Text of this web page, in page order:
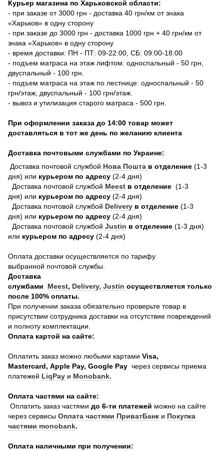
Курьер магазина по Харьковской области:
- при заказе от 3000 грн - доставка 40 грн/км от знака
«Харьков» в одну сторону
- при заказе до 3000 грн - доставка 1000 грн + 40 грн/км от
знака «Харьков» в одну сторону
- время доставки: ПН - ПТ: 09-22:00, СБ: 09:00-18:00
- подъем матраса на этаж лифтом: односпальный - 50 грн,
двуспальный - 100 грн.
- подъем матраса на этаж по лестнице: односпальный - 50
грн/этаж, двуспальный - 100 грн/этаж.
- вывоз и утилизация старого матраса - 500 грн.
При оформлении заказа до 14:00 товар может
доставляться в тот же день по желанию клиента
Доставка почтовыми службами по Украине:
Доставка почтовой службой Нова Пошта в отделение (1-3
дня) или курьером по адресу (2-4 дня)
Доставка почтовой службой Meest в отделение (1-3
дня) или курьером по адресу (2-4 дня)
Доставка почтовой службой Delivery в отделение (1-3
дня) или курьером по адресу (2-4 дня)
Доставка почтовой службой Justin в отделение (1-3 дня)
или курьером по адресу (2-4 дня)
Оплата доставки осуществляется по тарифу
выбранной почтовой службы.
Доставка
службами
Meest, Delivery, Justin осуществляется только
после 100% оплаты.
При получении заказа обязательно проверьте товар в
присутствии сотрудника доставки на отсутствие повреждений
и полноту комплектации.
Оплата картой на сайте:
Оплатить заказ можно любыми картами Visa,
Mastercard, Apple Pay, Google Pay через сервисы приема
платежей LiqPay и Monobank.
Оплата частями на сайте:
Оплатить заказ частями до 6-ти платежей можно на сайте
через сервисы Оплата частями ПриватБанк и Покупка
частями monobank.
Оплата наличными при получении: